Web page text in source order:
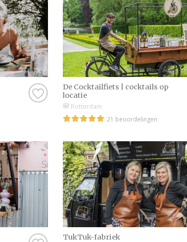
De Cocktailfiets | cocktails op
locatie
Rotterdam
21 beoordelingen
TukTuk-fabriek